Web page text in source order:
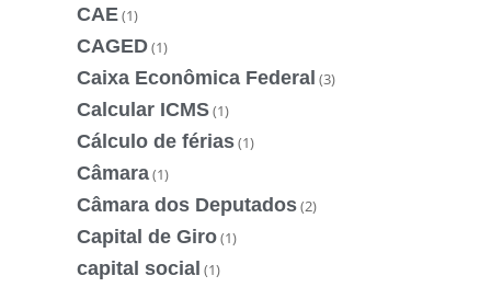
CAE(1)
CAGED(1)
Caixa Econômica Federal (3)
Calcular ICMS(1)
Cálculo de férias(1)
Câmara(1)
Câmara dos Deputados(2)
Capital de Giro(1)
capital social (1)